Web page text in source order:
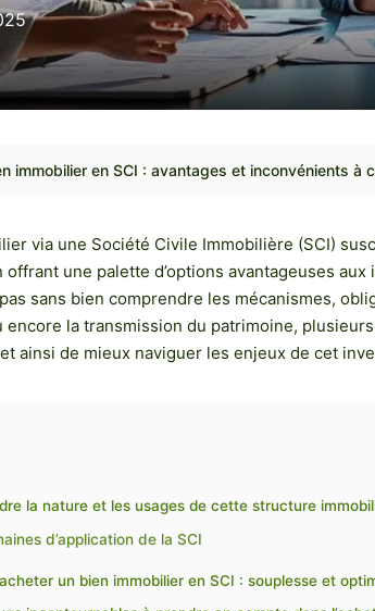
immobilier en SCI : avantages et inconvénients à
via une Société Civile Immobilière (SCI)
offrant une palette d’options avantageuses
sans bien comprendre les mécanismes,
encore la transmission du patrimoine,
ainsi de mieux naviguer les enjeux de cet
la nature et les usages de cette structure
d’application de la SCI
un bien immobilier en SCI : souplesse et